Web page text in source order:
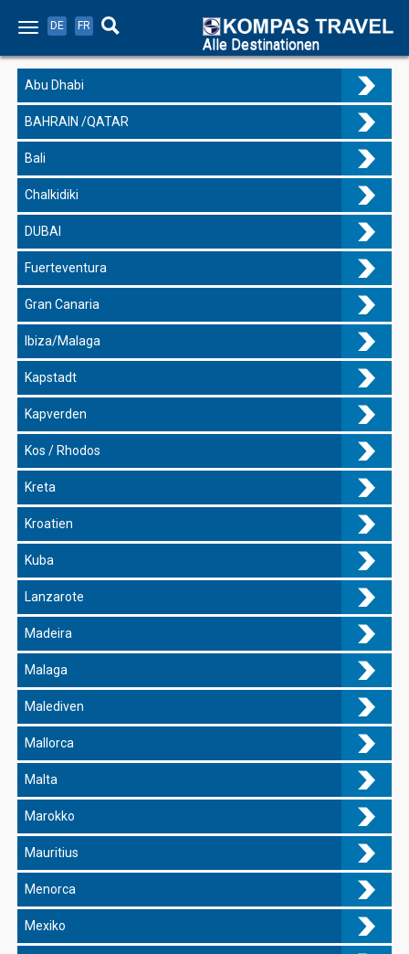
DE FR
Alle Destinationen
Abu Dhabi
BAHRAIN /QATAR
Bali
Chalkidiki
DUBAI
Fuerteventura
Gran Canaria
Ibiza/Malaga
Kapstadt
Kapverden
Kos / Rhodos
Kreta
Kroatien
Kuba
Lanzarote
Madeira
Malaga
Malediven
Mallorca
Malta
Marokko
Mauritius
Menorca
Mexiko